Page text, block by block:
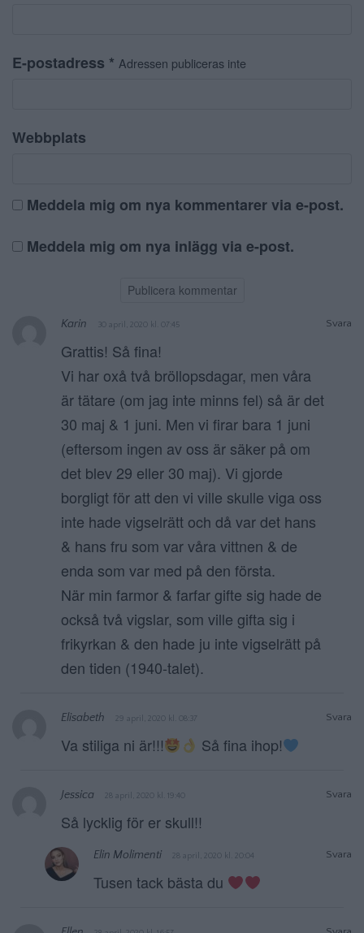
E-postadress * Adressen publiceras inte
Webbplats
Meddela mig om nya kommentarer via e-post.
Meddela mig om nya inlägg via e-post.
Svara
Karin 30 april, 2020 kl. 07:45
Grattis! Så fina!
Vi har oxå två bröllopsdagar, men våra
är tätare (om jag inte minns fel) så är det
30 maj & 1 juni. Men vi firar bara 1 juni
(eftersom ingen av oss är säker på om
det blev 29 eller 30 maj). Vi gjorde
borgligt för att den vi ville skulle viga oss
inte hade vigselrätt och då var det hans
& hans fru som var våra vittnen & de
enda som var med på den första.
När min farmor & farfar gifte sig hade de
också två vigslar, som ville gifta sig i
frikyrkan & den hade ju inte vigselrätt på
den tiden (1940-talet).
Svara
Elisabeth 29 april, 2020 kl. 08:37
Va stiliga ni är!!! Så fina ihop!
Svara
Jessica 28 april, 2020 kl. 19:40
Så lycklig för er skull!!
Svara
Elin Molimenti 28 april, 2020 kl. 20:04
Tusen tack bästa du